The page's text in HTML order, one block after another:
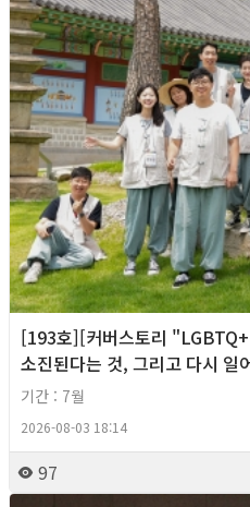
[193호][커버스토리
소진된다는 것, 그리고 다시 일
기간 : 7월
2026-08-03 18:14
97